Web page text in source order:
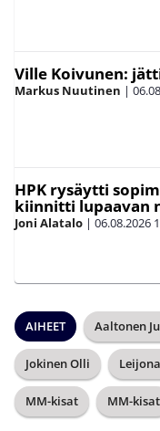
Ville Koivunen:
Markus Nuutinen |
HPK rysäytti
kiinnitti lupaavan
Joni Alatalo | 06.08.2026
AIHEET Aaltonen
Jokinen Olli
MM-kisat MM-kisat